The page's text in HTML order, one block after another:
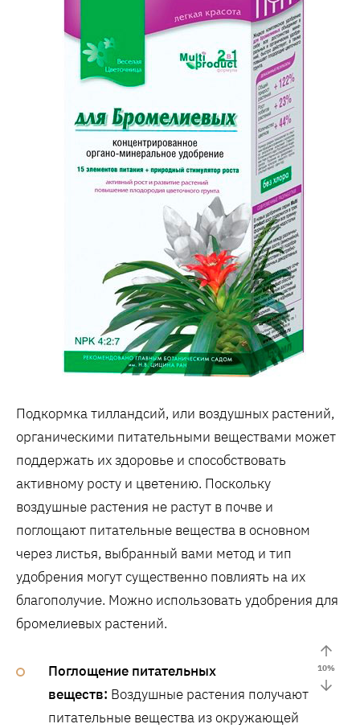
Подкормка тилландсий, или воздушных растений,
органическими питательными веществами может
поддержать их здоровье и способствовать
активному росту и цветению. Поскольку
воздушные растения не растут в почве и
поглощают питательные вещества в основном
через листья, выбранный вами метод и тип
удобрения могут существенно повлиять на их
благополучие. Можно использовать удобрения для
бромелиевых растений.
Поглощение питательных
веществ: Воздушные растения получают
питательные вещества из окружающей
10%